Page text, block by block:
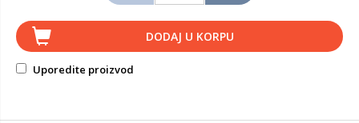
DODAJ U KORPU
Uporedite proizvod